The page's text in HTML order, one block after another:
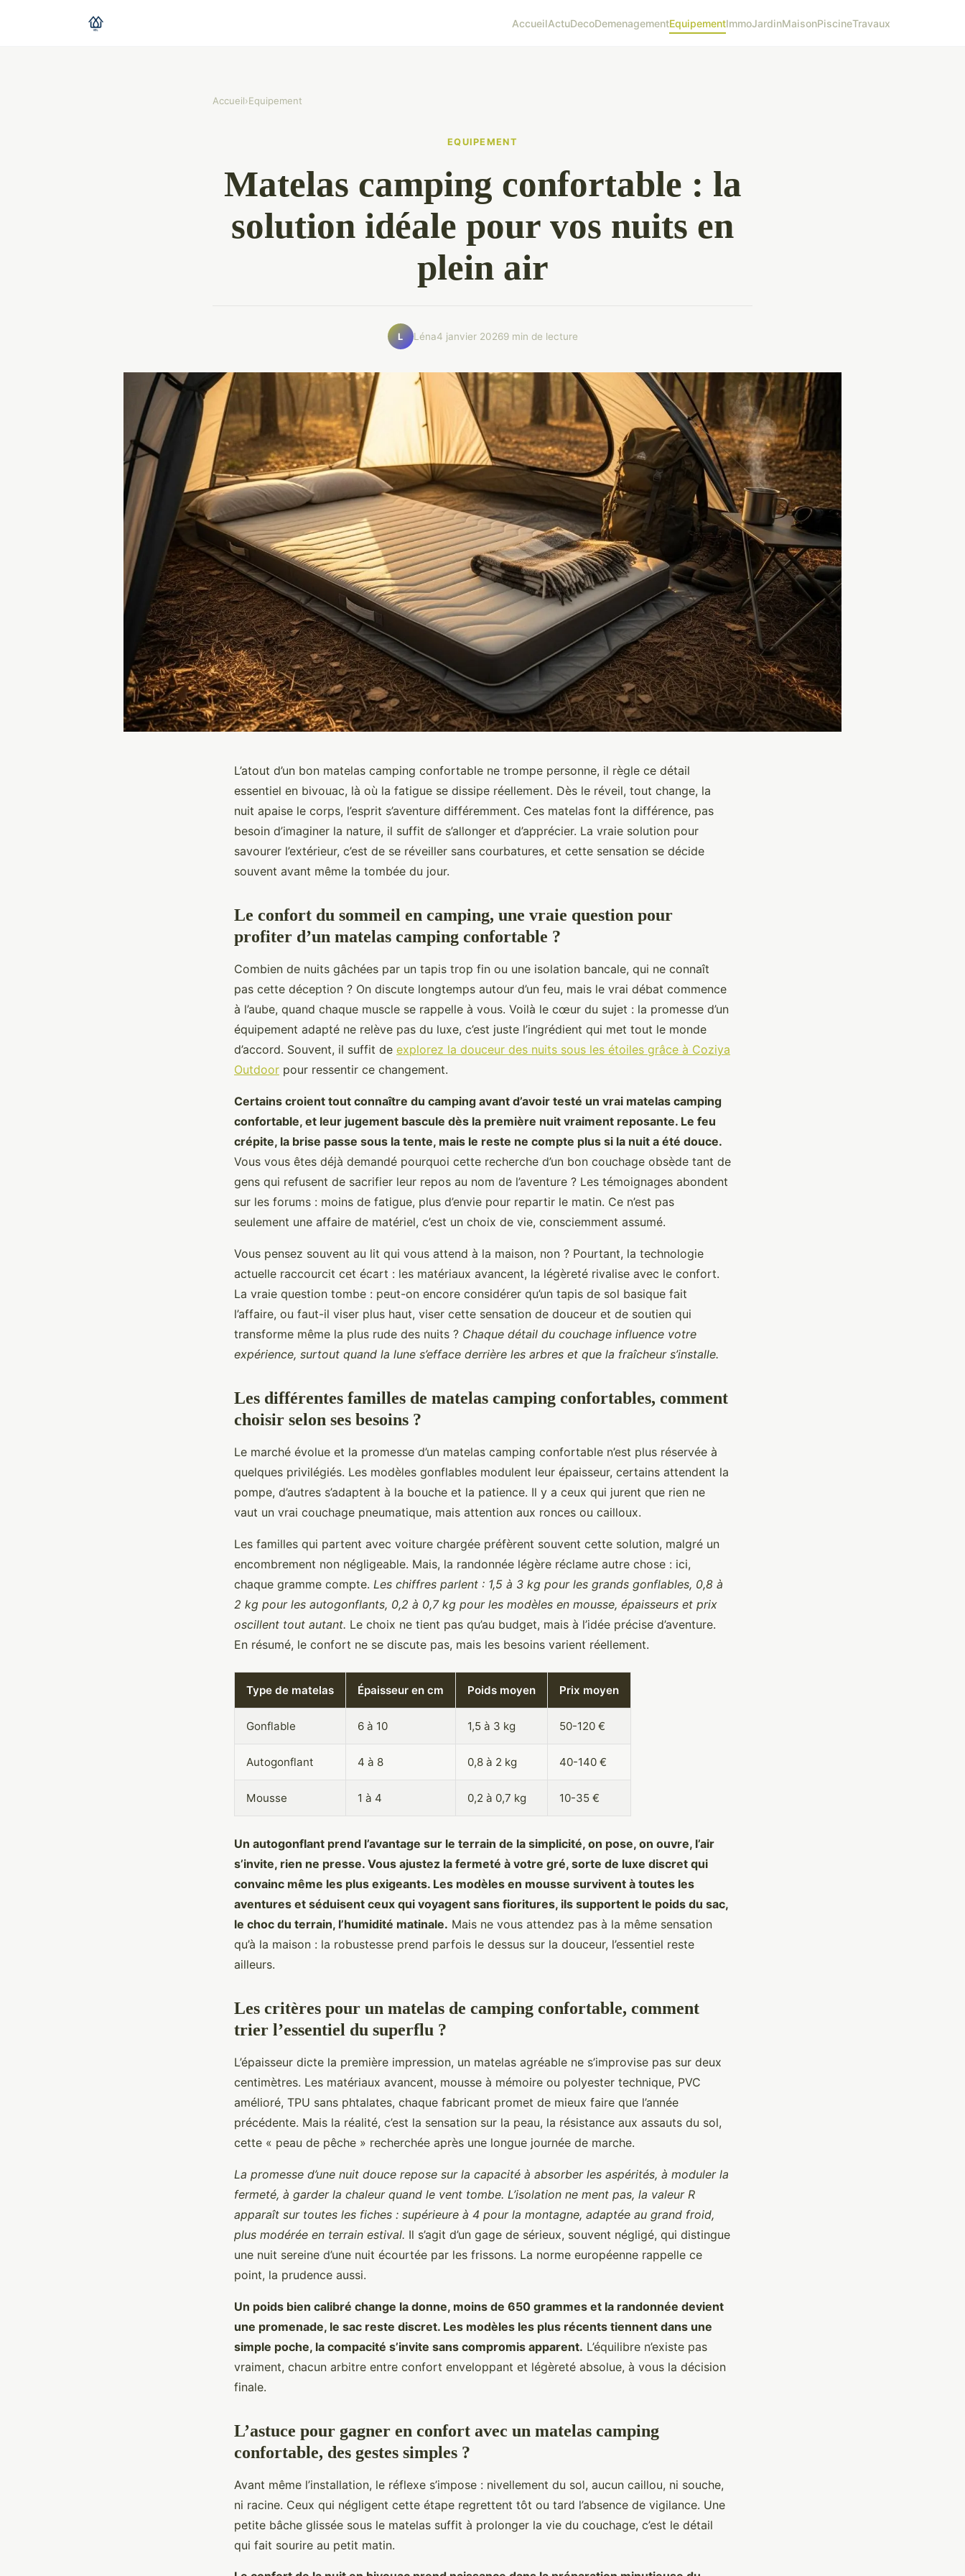
AccueilActuDecoDemenagementEquipementImmoJardinMaisonPiscineTravaux
Accueil›Equipement
EQUIPEMENT
Matelas camping confortable : la
solution idéale pour vos nuits en
plein air
L Léna4 janvier 20269 min de lecture
L’atout d’un bon matelas camping confortable ne trompe personne, il règle ce détail
essentiel en bivouac, là où la fatigue se dissipe réellement. Dès le réveil, tout change, la
nuit apaise le corps, l’esprit s’aventure différemment. Ces matelas font la différence, pas
besoin d’imaginer la nature, il suffit de s’allonger et d’apprécier. La vraie solution pour
savourer l’extérieur, c’est de se réveiller sans courbatures, et cette sensation se décide
souvent avant même la tombée du jour.
Le confort du sommeil en camping, une vraie question pour
profiter d’un matelas camping confortable ?
Combien de nuits gâchées par un tapis trop fin ou une isolation bancale, qui ne connaît
pas cette déception ? On discute longtemps autour d’un feu, mais le vrai débat commence
à l’aube, quand chaque muscle se rappelle à vous. Voilà le cœur du sujet : la promesse d’un
équipement adapté ne relève pas du luxe, c’est juste l’ingrédient qui met tout le monde
d’accord. Souvent, il suffit de explorez la douceur des nuits sous les étoiles grâce à Coziya
Outdoor pour ressentir ce changement.
Certains croient tout connaître du camping avant d’avoir testé un vrai matelas camping
confortable, et leur jugement bascule dès la première nuit vraiment reposante. Le feu
crépite, la brise passe sous la tente, mais le reste ne compte plus si la nuit a été douce.
Vous vous êtes déjà demandé pourquoi cette recherche d’un bon couchage obsède tant de
gens qui refusent de sacrifier leur repos au nom de l’aventure ? Les témoignages abondent
sur les forums : moins de fatigue, plus d’envie pour repartir le matin. Ce n’est pas
seulement une affaire de matériel, c’est un choix de vie, consciemment assumé.
Vous pensez souvent au lit qui vous attend à la maison, non ? Pourtant, la technologie
actuelle raccourcit cet écart : les matériaux avancent, la légèreté rivalise avec le confort.
La vraie question tombe : peut-on encore considérer qu’un tapis de sol basique fait
l’affaire, ou faut-il viser plus haut, viser cette sensation de douceur et de soutien qui
transforme même la plus rude des nuits ? Chaque détail du couchage influence votre
expérience, surtout quand la lune s’efface derrière les arbres et que la fraîcheur s’installe.
Les différentes familles de matelas camping confortables, comment
choisir selon ses besoins ?
Le marché évolue et la promesse d’un matelas camping confortable n’est plus réservée à
quelques privilégiés. Les modèles gonflables modulent leur épaisseur, certains attendent la
pompe, d’autres s’adaptent à la bouche et la patience. Il y a ceux qui jurent que rien ne
vaut un vrai couchage pneumatique, mais attention aux ronces ou cailloux.
Les familles qui partent avec voiture chargée préfèrent souvent cette solution, malgré un
encombrement non négligeable. Mais, la randonnée légère réclame autre chose : ici,
chaque gramme compte. Les chiffres parlent : 1,5 à 3 kg pour les grands gonflables, 0,8 à
2 kg pour les autogonflants, 0,2 à 0,7 kg pour les modèles en mousse, épaisseurs et prix
oscillent tout autant. Le choix ne tient pas qu’au budget, mais à l’idée précise d’aventure.
En résumé, le confort ne se discute pas, mais les besoins varient réellement.
Type de matelas Épaisseur en cm Poids moyen Prix moyen
Gonflable 6 à 10 1,5 à 3 kg 50-120 €
Autogonflant 4 à 8 0,8 à 2 kg 40-140 €
Mousse 1 à 4 0,2 à 0,7 kg 10-35 €
Un autogonflant prend l’avantage sur le terrain de la simplicité, on pose, on ouvre, l’air
s’invite, rien ne presse. Vous ajustez la fermeté à votre gré, sorte de luxe discret qui
convainc même les plus exigeants. Les modèles en mousse survivent à toutes les
aventures et séduisent ceux qui voyagent sans fioritures, ils supportent le poids du sac,
le choc du terrain, l’humidité matinale. Mais ne vous attendez pas à la même sensation
qu’à la maison : la robustesse prend parfois le dessus sur la douceur, l’essentiel reste
ailleurs.
Les critères pour un matelas de camping confortable, comment
trier l’essentiel du superflu ?
L’épaisseur dicte la première impression, un matelas agréable ne s’improvise pas sur deux
centimètres. Les matériaux avancent, mousse à mémoire ou polyester technique, PVC
amélioré, TPU sans phtalates, chaque fabricant promet de mieux faire que l’année
précédente. Mais la réalité, c’est la sensation sur la peau, la résistance aux assauts du sol,
cette « peau de pêche » recherchée après une longue journée de marche.
La promesse d’une nuit douce repose sur la capacité à absorber les aspérités, à moduler la
fermeté, à garder la chaleur quand le vent tombe. L’isolation ne ment pas, la valeur R
apparaît sur toutes les fiches : supérieure à 4 pour la montagne, adaptée au grand froid,
plus modérée en terrain estival. Il s’agit d’un gage de sérieux, souvent négligé, qui distingue
une nuit sereine d’une nuit écourtée par les frissons. La norme européenne rappelle ce
point, la prudence aussi.
Un poids bien calibré change la donne, moins de 650 grammes et la randonnée devient
une promenade, le sac reste discret. Les modèles les plus récents tiennent dans une
simple poche, la compacité s’invite sans compromis apparent. L’équilibre n’existe pas
vraiment, chacun arbitre entre confort enveloppant et légèreté absolue, à vous la décision
finale.
L’astuce pour gagner en confort avec un matelas camping
confortable, des gestes simples ?
Avant même l’installation, le réflexe s’impose : nivellement du sol, aucun caillou, ni souche,
ni racine. Ceux qui négligent cette étape regrettent tôt ou tard l’absence de vigilance. Une
petite bâche glissée sous le matelas suffit à prolonger la vie du couchage, c’est le détail
qui fait sourire au petit matin.